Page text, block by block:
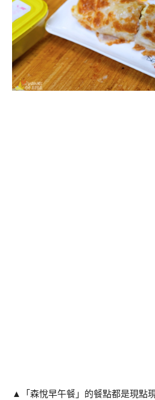
▲「森悅早午餐」的餐點都是現點